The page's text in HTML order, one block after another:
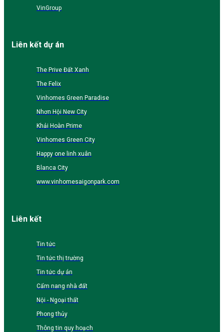
VinGroup
Liên kết dự án
The Prive Đất Xanh
The Felix
Vinhomes Green Paradise
Nhơn Hội New City
Khải Hoàn Prime
Vinhomes Green City
Happy one linh xuân
Blanca City
www.vinhomesaigonpark.com
Liên kết
Tin tức
Tin tức thị trường
Tin tức dự án
Cẩm nang nhà đất
Nội - Ngoại thất
Phong thủy
Thông tin quy hoạch